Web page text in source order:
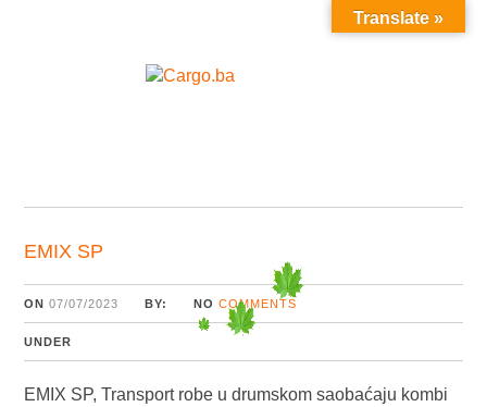
MENU
EMIX SP
ON 07/07/2023 BY: NO COMMENTS
UNDER
EMIX SP, Transport robe u drumskom saobaćaju kombi
Translate »